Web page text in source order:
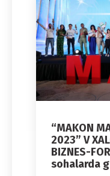
“MAKON
2023” V
BIZNES-
sohalarda